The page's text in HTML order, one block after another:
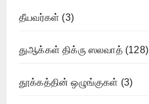
தீயவர்கள் (3)
துஆக்கள் திக்ரு ஸலவாத்(128)
தூக்கத்தின் ஒழுங்குகள் (3)